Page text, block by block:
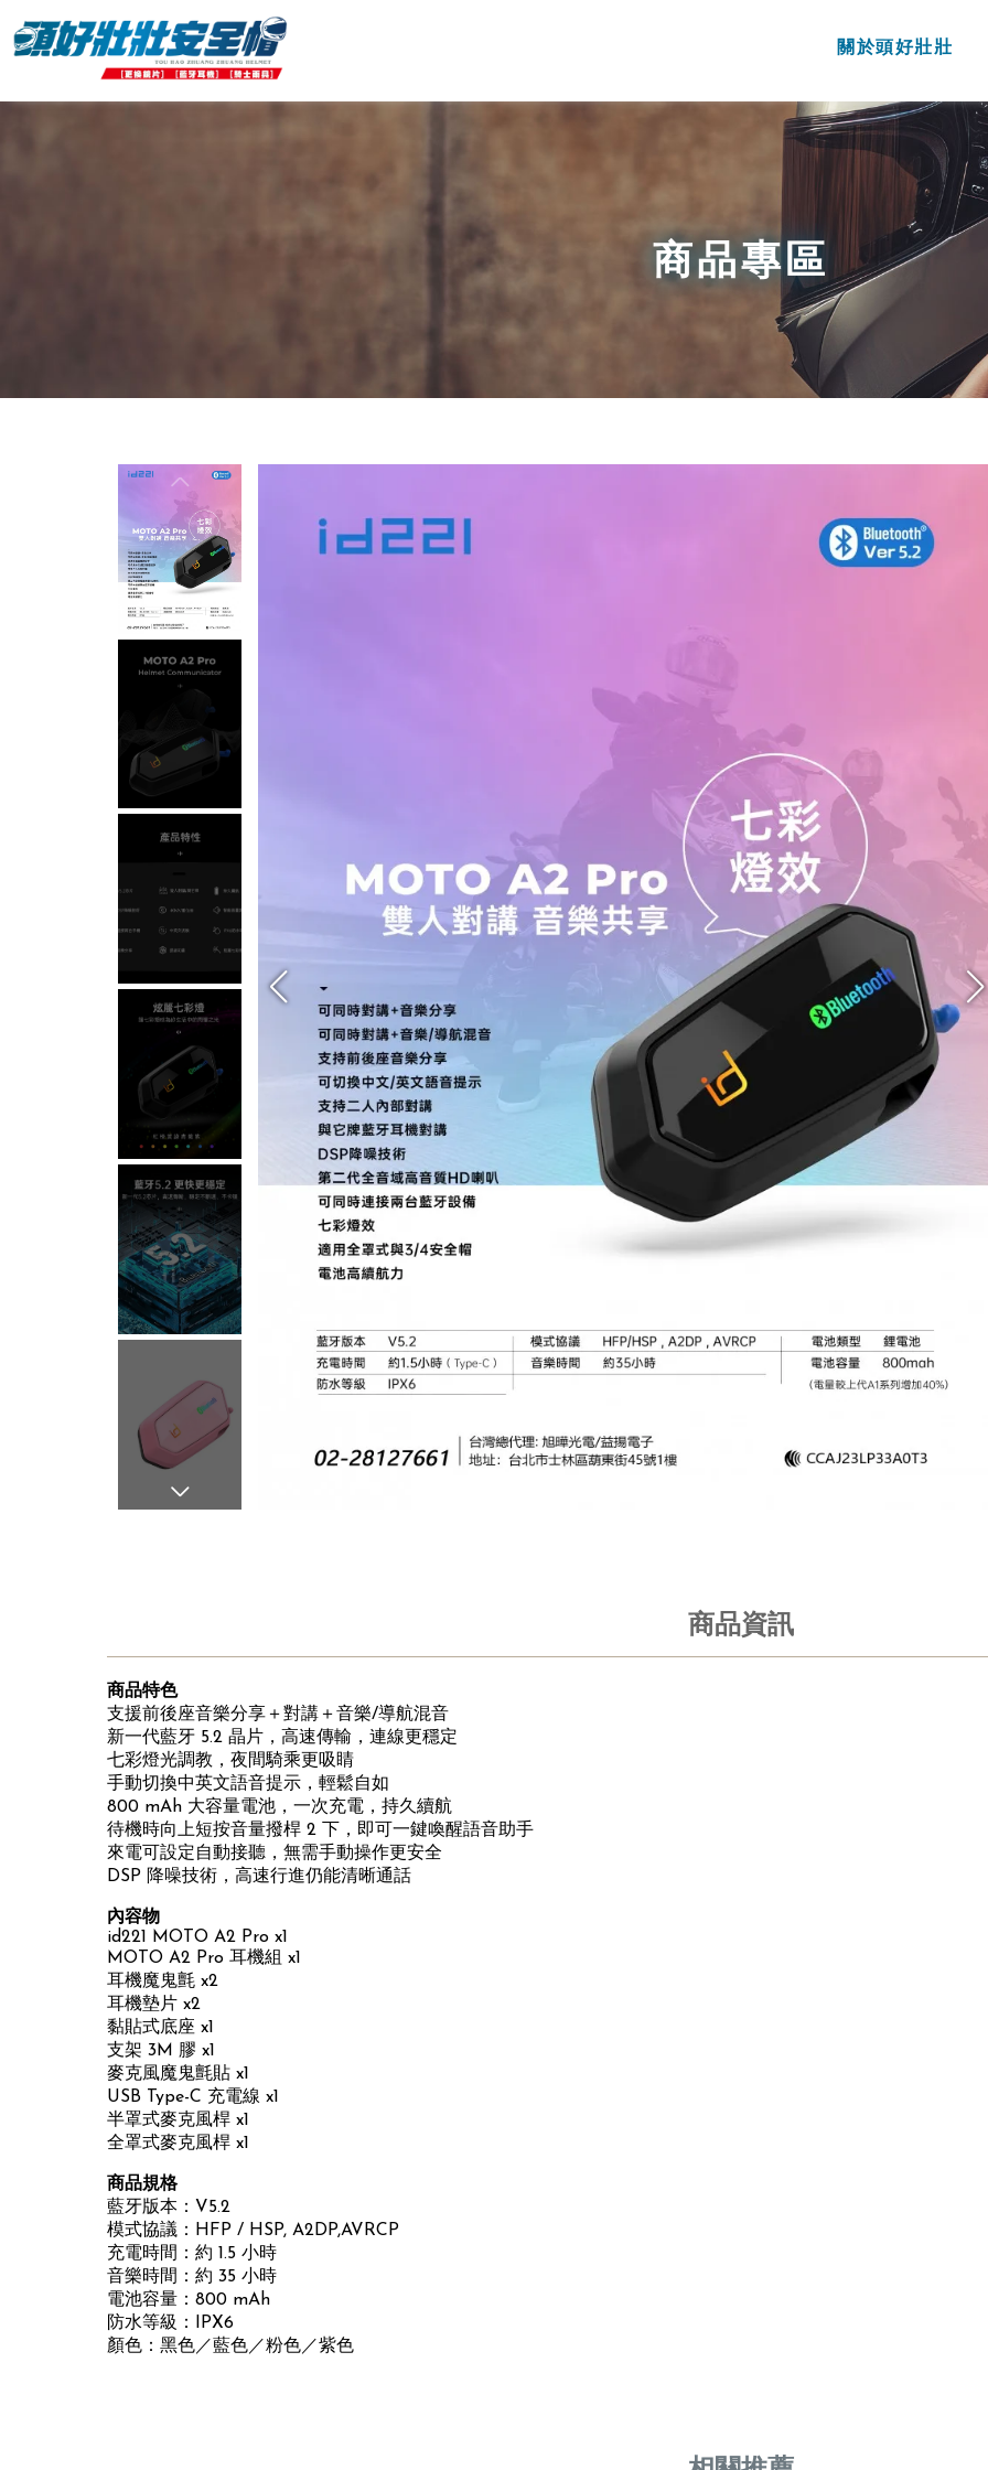
關於頭好壯壯
商品專區
商品資訊
商品特色
支援前後座音樂分享＋對講＋音樂/導航混音
新一代藍牙 5.2 晶片，高速傳輸，連線更穩定
七彩燈光調教，夜間騎乘更吸睛
手動切換中英文語音提示，輕鬆自如
800 mAh 大容量電池，一次充電，持久續航
待機時向上短按音量撥桿 2 下，即可一鍵喚醒語音助手
來電可設定自動接聽，無需手動操作更安全
DSP 降噪技術，高速行進仍能清晰通話
內容物
id221 MOTO A2 Pro x1
MOTO A2 Pro 耳機組 x1
耳機魔鬼氈 x2
耳機墊片 x2
黏貼式底座 x1
支架 3M 膠 x1
麥克風魔鬼氈貼 x1
USB Type-C 充電線 x1
半罩式麥克風桿 x1
全罩式麥克風桿 x1
商品規格
藍牙版本：V5.2
模式協議：HFP / HSP, A2DP,AVRCP
充電時間：約 1.5 小時
音樂時間：約 35 小時
電池容量：800 mAh
防水等級：IPX6
顏色：黑色／藍色／粉色／紫色